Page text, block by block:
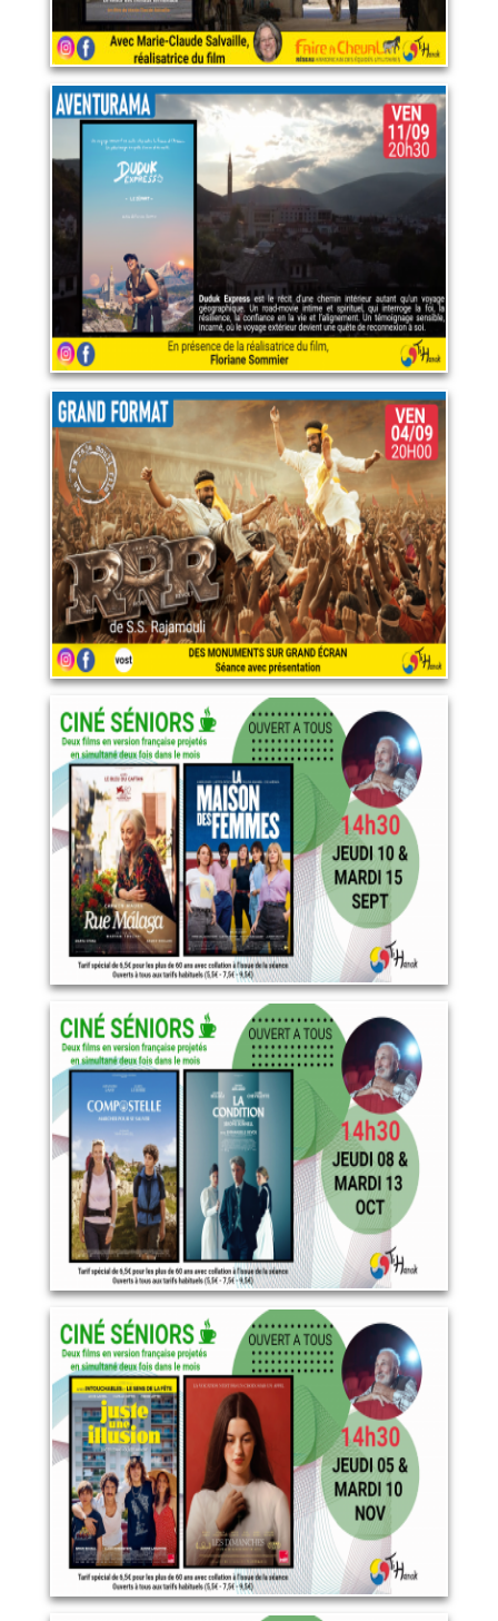
Duduk Express
11 septembre 2026
LIRE PLUS
RRR
4 septembre 2026
LIRE PLUS
Septembre 2026
15 septembre 2026
LIRE PLUS
Octobre 2026
13 octobre 2026
LIRE PLUS
Novembre 2026
10 novembre 2026
LIRE PLUS